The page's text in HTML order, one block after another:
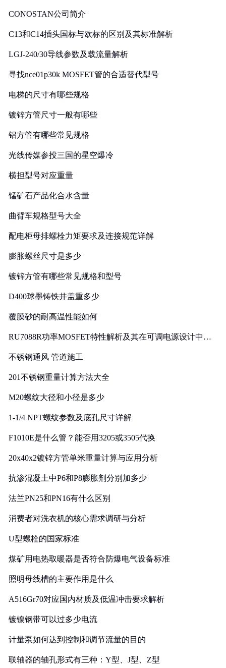
CONOSTAN公司简介
C13和C14插头国标与欧标的区别及其标准解析
LGJ-240/30导线参数及载流量解析
寻找nce01p30k MOSFET管的合适替代型号
电梯的尺寸有哪些规格
镀锌方管尺寸一般有哪些
铝方管有哪些常见规格
光线传媒参投三国的星空爆冷
横担型号对应重量
锰矿石产品化合水含量
曲臂车规格型号大全
配电柜母排螺栓力矩要求及连接规范详解
膨胀螺丝尺寸是多少
镀锌方管有哪些常见规格和型号
D400球墨铸铁井盖重多少
覆膜砂的耐高温性能如何
RU7088R功率MOSFET特性解析及其在可调电源设计中的
不锈钢通风 管道施工
201不锈钢重量计算方法大全
M20螺纹大径和小径是多少
1-1/4 NPT螺纹参数及底孔尺寸详解
F1010E是什么管？能否用3205或3505代换
20x40x2镀锌方管单米重量计算与应用分析
抗渗混凝土中P6和P8膨胀剂分别加多少
法兰PN25和PN16有什么区别
消费者对洗衣机的核心需求调研与分析
U型螺栓的国家标准
煤矿用电热取暖器是否符合防爆电气设备标准
照明母线槽的主要作用是什么
A516Gr70对应国内材质及低温冲击要求解析
镀镍钢带可以过多少电流
计量泵如何达到控制和调节流量的目的
联轴器的轴孔形式有三种：Y型、J型、Z型